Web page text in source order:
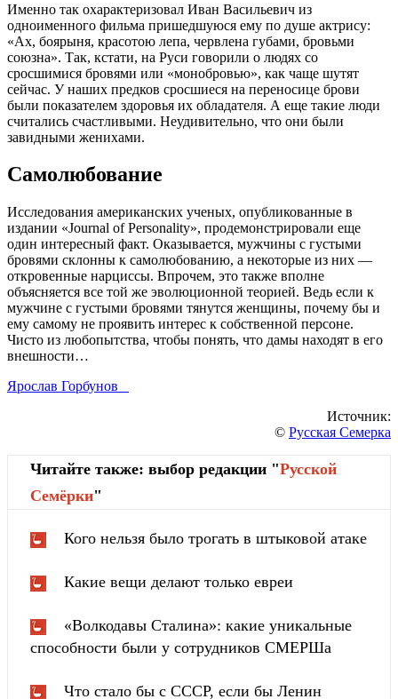
Именно так охарактеризовал Иван Васильевич из
одноименного фильма пришедшуюся ему по душе актрису:
«Ах, боярыня, красотою лепа, червлена губами, бровьми
союзна». Так, кстати, на Руси говорили о людях со
сросшимися бровями или «монобровью», как чаще шутят
сейчас. У наших предков сросшиеся на переносице брови
были показателем здоровья их обладателя. А еще такие люди
считались счастливыми. Неудивительно, что они были
завидными женихами.
Самолюбование
Исследования американских ученых, опубликованные в
издании «Journal of Personality», продемонстрировали еще
один интересный факт. Оказывается, мужчины с густыми
бровями склонны к самолюбованию, а некоторые из них —
откровенные нарциссы. Впрочем, это также вполне
объясняется все той же эволюционной теорией. Ведь если к
мужчине с густыми бровями тянутся женщины, почему бы и
ему самому не проявить интерес к собственной персоне.
Чисто из любопытства, чтобы понять, что дамы находят в его
внешности…
Ярослав Горбунов
Источник:
© Русская Семерка
Читайте также: выбор редакции "Русской
Cемёрки"
Кого нельзя было трогать в штыковой атаке
Какие вещи делают только евреи
«Волкодавы Сталина»: какие уникальные
способности были у сотрудников СМЕРШа
Что стало бы с СССР, если бы Ленин